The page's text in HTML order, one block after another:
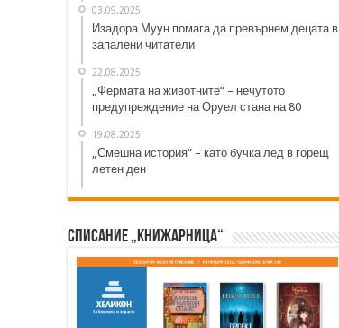
03.09.2025
Изадора Муун помага да превърнем децата в
запалени читатели
22.08.2025
„Фермата на животните“ – нечутото
предупреждение на Оруел стана на 80
19.08.2025
„Смешна история“ – като бучка лед в горещ
летен ден
Списание „Книжарница“